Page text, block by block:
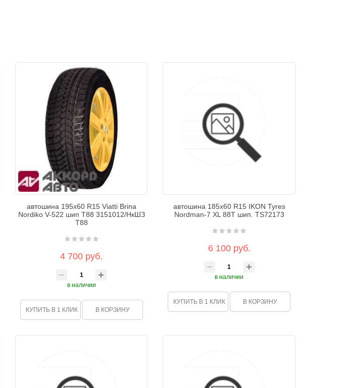
автошина 195х60 R15 Viatti Brina
Nordiko V-522 шип T88 3151012/НкШЗ
T88
4 700 руб.
в наличии
КУПИТЬ В 1 КЛИК В КОРЗИНУ
автошина 185х60 R15 IKON Tyres
Nordman-7 XL 88Т шип. TS72173
6 100 руб.
в наличии
КУПИТЬ В 1 КЛИК В КОРЗИНУ